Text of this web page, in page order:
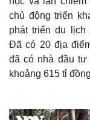
chủ động triển
phát triển du lịch
Đã có 20 địa
đã có nhà đầu
khoảng 615 tỉ